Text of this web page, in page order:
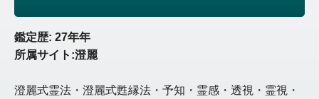
鑑定歴: 27年年
所属サイト:澄麗
澄麗式霊法・澄麗式甦縁法・予知・霊感・透視・霊視・